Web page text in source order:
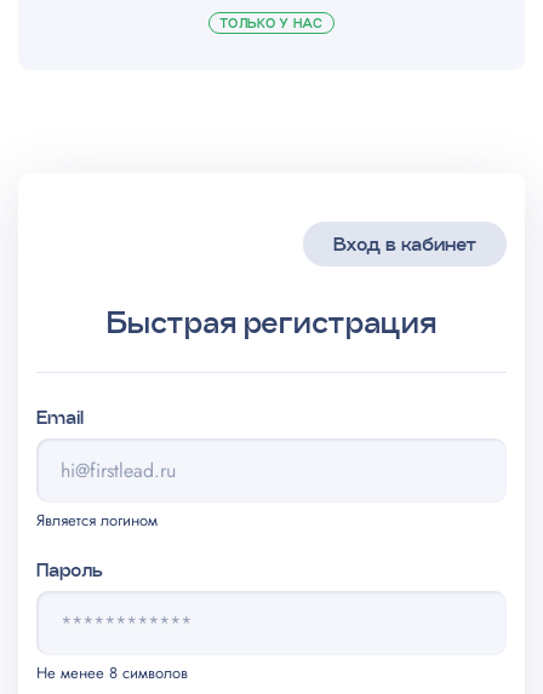
ТОЛЬКО У НАС
Быстрая регистрация
Вход в кабинет
Email
Является логином
Пароль
Не менее 8 символов